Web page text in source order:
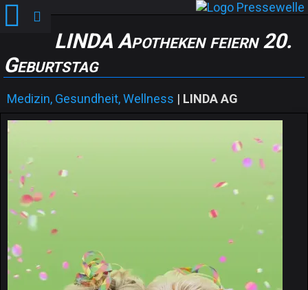
LINDA Apotheken feiern 20.
Geburtstag
Medizin, Gesundheit, Wellness | LINDA AG